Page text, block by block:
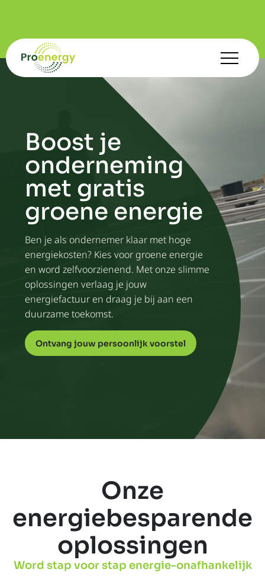
Boost je
onderneming
met gratis
groene energie
Ben je als ondernemer klaar met hoge
energiekosten? Kies voor groene energie
en word zelfvoorzienend. Met onze slimme
oplossingen verlaag je jouw
energiefactuur en draag je bij aan een
duurzame toekomst.
Ontvang jouw persoonlijk voorstel
Onze
energiebesparende
oplossingen
Word stap voor stap energie-onafhankelijk